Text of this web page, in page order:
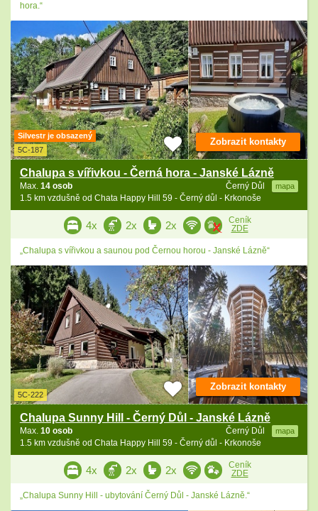
hora.“
Silvestr je obsazený
5C-187
Chalupa s vířivkou - Černá hora - Janské Lázně
Černý Důl mapa
Max. 14 osob
1.5 km vzdušně od Chata Happy Hill 59 - Černý důl - Krkonoše
Zobrazit kontakty
4x 2x 2x
Ceník
ZDE
„Chalupa s vířivkou a saunou pod Černou horou - Janské Lázně“
5C-222
Chalupa Sunny Hill - Černý Důl - Janské Lázně
Černý Důl mapa
Max. 10 osob
1.5 km vzdušně od Chata Happy Hill 59 - Černý důl - Krkonoše
Zobrazit kontakty
4x 2x 2x
Ceník
ZDE
„Chalupa Sunny Hill - ubytování Černý Důl - Janské Lázně.“